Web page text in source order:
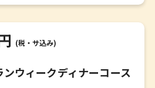
前菜
）
(税・サ込み)
ウィークディナーコース